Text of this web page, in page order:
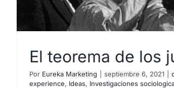
El teorema de los
Por Eureka Marketing septiembre 6, 2021
experience, Ideas, Investigaciones